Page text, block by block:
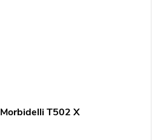
Morbidelli T502 X